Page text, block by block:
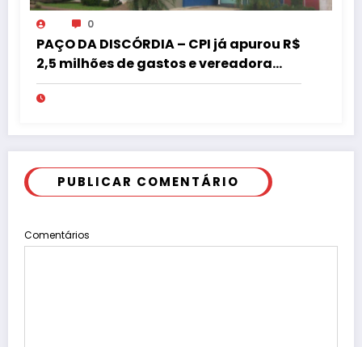
0
PAÇO DA DISCÓRDIA – CPI já apurou R$
2,5 milhões de gastos e vereadora
pede “acordo” para aprovar R$ 9,5
milhões
PUBLICAR COMENTÁRIO
Comentários